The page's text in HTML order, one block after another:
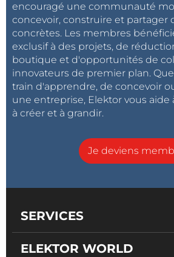
encouragé une communauté
concevoir, construire et partager
concrètes. Les membres
exclusif à des projets, de
boutique et d'opportunités de
innovateurs de premier plan.
train d'apprendre, de concevoir
une entreprise, Elektor vous aide
à créer et à grandir.
Je deviens
SERVICES
ELEKTOR WORLD